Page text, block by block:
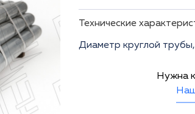
Технические
Диаметр круглой
Нужна